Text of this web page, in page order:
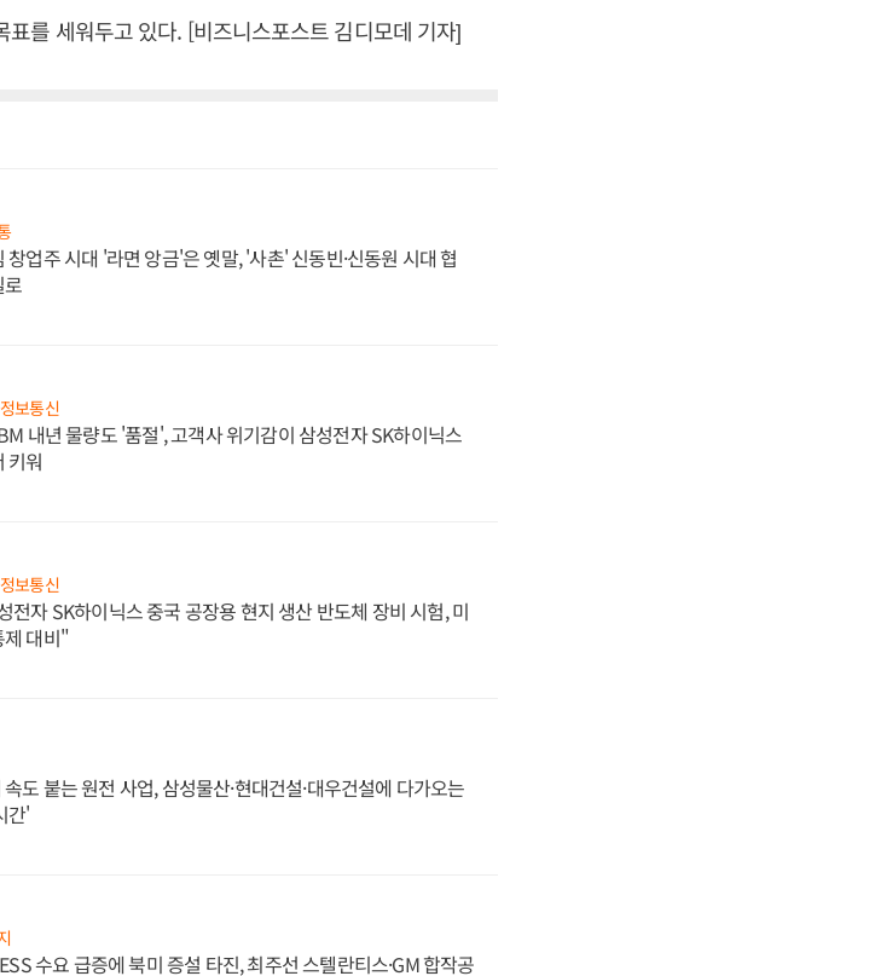
를 세워두고 있다. [비즈니스포스트 김디모데 기자]
창업주 시대 '라면 앙금'은 옛말, '사촌' 신동빈·신동원 시대 협
로
보통신
내년 물량도 '품절', 고객사 위기감이 삼성전자 SK하이닉스
키워
보통신
전자 SK하이닉스 중국 공장용 현지 생산 반도체 장비 시험, 미
대비"
도 붙는 원전 사업, 삼성물산·현대건설·대우건설에 다가오는
간'
수요 급증에 북미 증설 타진, 최주선 스텔란티스·GM 합작공